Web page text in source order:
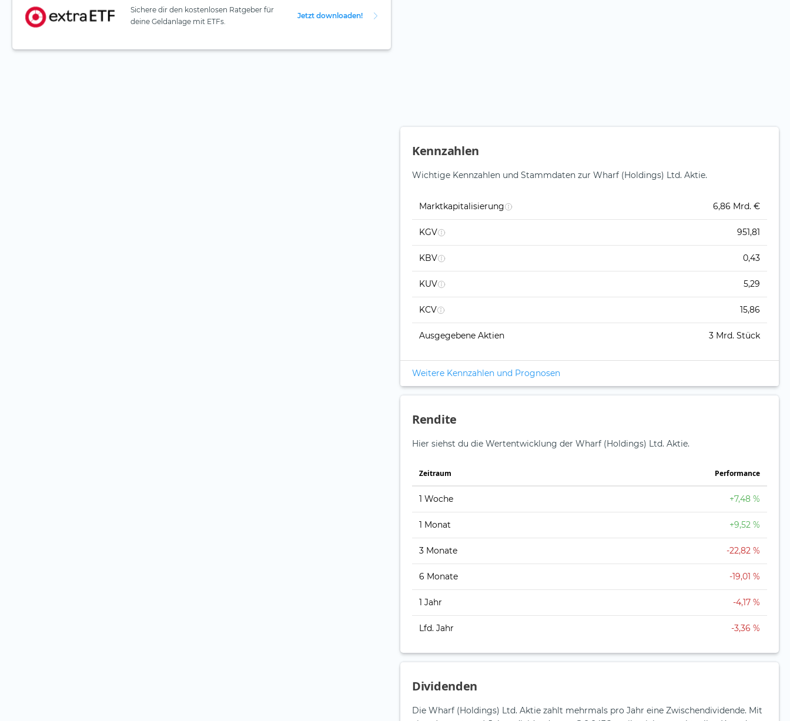
Sichere dir den kostenlosen Ratgeber für
deine Geldanlage mit ETFs.
Jetzt downloaden!
Kennzahlen
Wichtige Kennzahlen und Stammdaten zur Wharf (Holdings) Ltd. Aktie.
Marktkapitalisierung 6,86 Mrd. €
KGV 951,81
KBV 0,43
KUV 5,29
KCV 15,86
Ausgegebene Aktien 3 Mrd. Stück
Weitere Kennzahlen und Prognosen
Rendite
Hier siehst du die Wertentwicklung der Wharf (Holdings) Ltd. Aktie.
Zeitraum Perfor­mance
1 Woche +7,48 %
1 Monat +9,52 %
3 Monate -22,82 %
6 Monate -19,01 %
1 Jahr -4,17 %
Lfd. Jahr -3,36 %
Dividenden
Die Wharf (Holdings) Ltd. Aktie zahlt mehrmals pro Jahr eine Zwischendividende. Mit